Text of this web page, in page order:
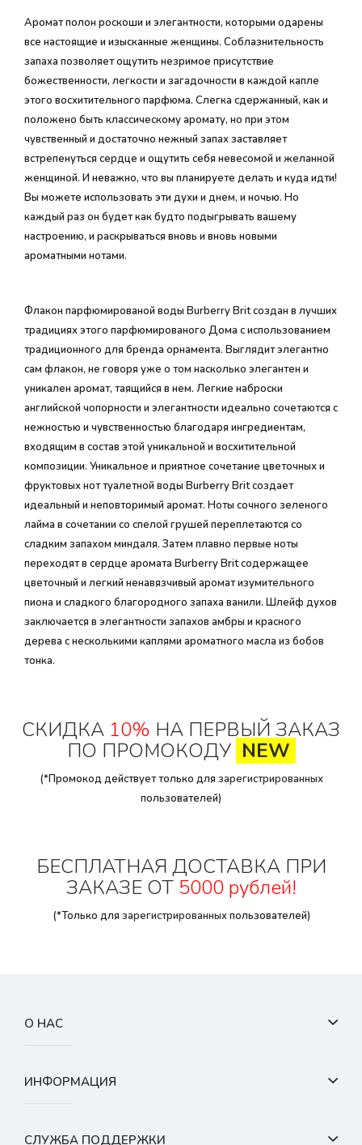
Аромат полон роскоши и элегантности, которыми одарены
все настоящие и изысканные женщины. Соблазнительность
запаха позволяет ощутить незримое присутствие
божественности, легкости и загадочности в каждой капле
этого восхитительного парфюма. Слегка сдержанный, как и
положено быть классическому аромату, но при этом
чувственный и достаточно нежный запах заставляет
встрепенуться сердце и ощутить себя невесомой и желанной
женщиной. И неважно, что вы планируете делать и куда идти!
Вы можете использовать эти духи и днем, и ночью. Но
каждый раз он будет как будто подыгрывать вашему
настроению, и раскрываться вновь и вновь новыми
ароматными нотами.
Флакон парфюмированой воды Burberry Brit создан в лучших
традициях этого парфюмированого Дома с использованием
традиционного для бренда орнамента. Выглядит элегантно
сам флакон, не говоря уже о том насколько элегантен и
уникален аромат, таящийся в нем. Легкие наброски
английской чопорности и элегантности идеально сочетаются с
нежностью и чувственностью благодаря ингредиентам,
входящим в состав этой уникальной и восхитительной
композиции. Уникальное и приятное сочетание цветочных и
фруктовых нот туалетной воды Burberry Brit создает
идеальный и неповторимый аромат. Ноты сочного зеленого
лайма в сочетании со спелой грушей переплетаются со
сладким запахом миндаля. Затем плавно первые ноты
переходят в сердце аромата Burberry Brit содержащее
цветочный и легкий ненавязчивый аромат изумительного
пиона и сладкого благородного запаха ванили. Шлейф духов
заключается в элегантности запахов амбры и красного
дерева с несколькими каплями ароматного масла из бобов
тонка.
СКИДКА 10% НА ПЕРВЫЙ ЗАКАЗ
ПО ПРОМОКОДУ NEW
(*Промокод действует только для зарегистрированных
пользователей)
БЕСПЛАТНАЯ ДОСТАВКА ПРИ
ЗАКАЗЕ ОТ 5000 рублей!
(*Только для зарегистрированныхпользователей)
О НАС
ИНФОРМАЦИЯ
СЛУЖБА ПОДДЕРЖКИ